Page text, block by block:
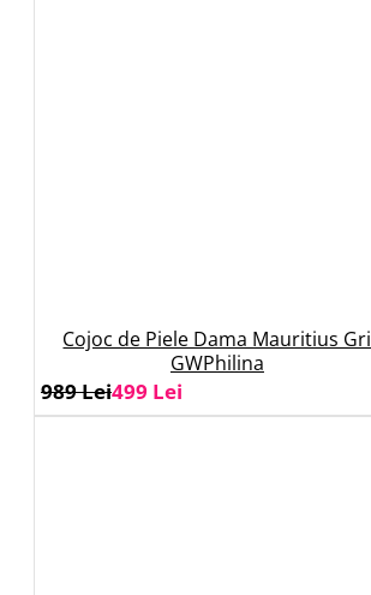
Cojoc de Piele Dama Mauritius Gri
GWPhilina
499 Lei
989 Lei